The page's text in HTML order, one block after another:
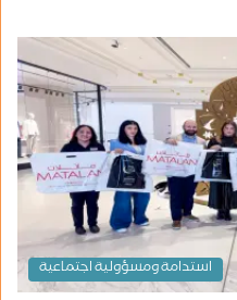
استدامة ومسؤولية اجتماعية